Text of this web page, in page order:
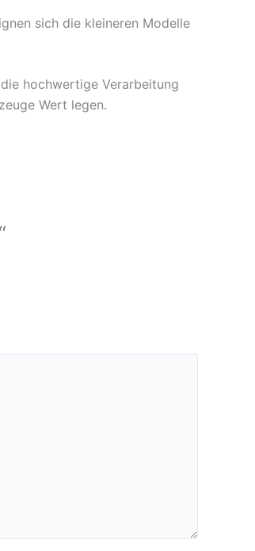
sich die kleineren Modelle
hochwertige Verarbeitung
Wert legen.